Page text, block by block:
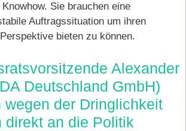
Sie brauchen eine
Auftragssituation um ihren
bieten zu können.
Alexander
Deutschland GmbH)
wegen der Dringlichkeit
direkt an die Politik